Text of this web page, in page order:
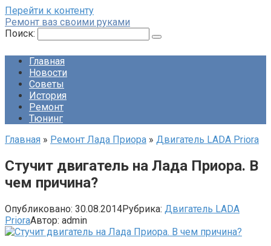
Перейти к контенту
Ремонт ваз своими руками
Поиск:
Главная
Новости
Советы
История
Ремонт
Тюнинг
Главная » Ремонт Лада Приора » Двигатель LADA Priora
Стучит двигатель на Лада Приора. В
чем причина?
Опубликовано: 30.08.2014Рубрика: Двигатель LADA
PrioraАвтор: admin